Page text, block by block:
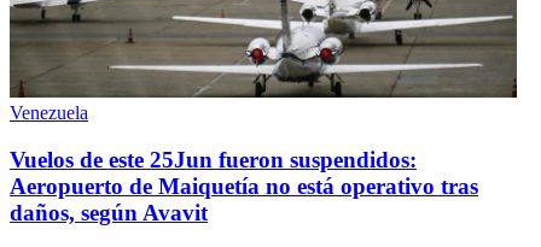
Venezuela
Vuelos de este 25Jun fueron suspendidos:
Aeropuerto de Maiquetía no está operativo tras
daños, según Avavit